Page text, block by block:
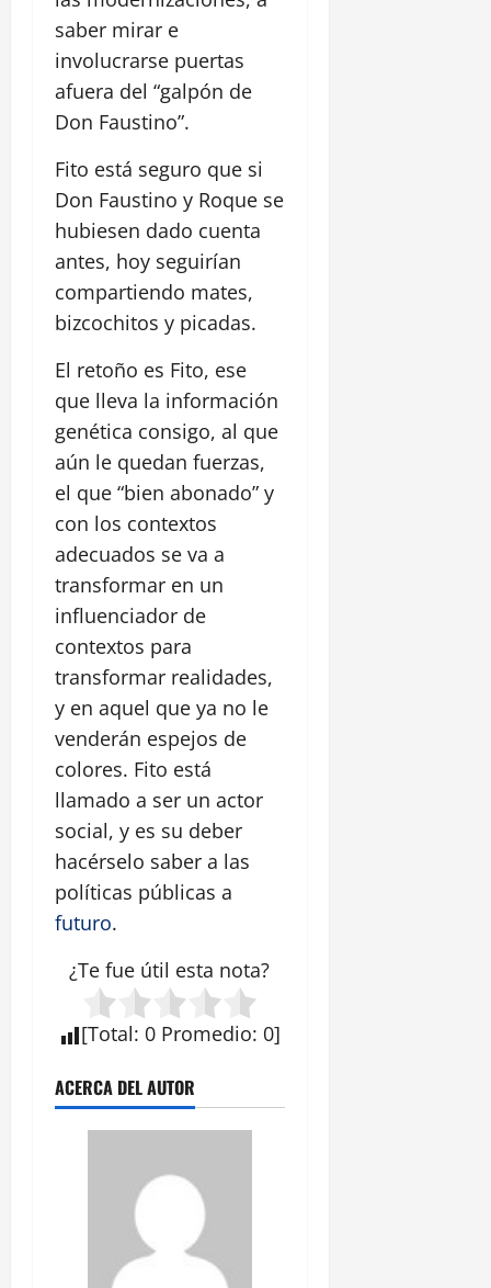
saber mirar e
involucrarse puertas
afuera del “galpón de
Don Faustino”.
Fito está seguro que si
Don Faustino y Roque se
hubiesen dado cuenta
antes, hoy seguirían
compartiendo mates,
bizcochitos y picadas.
El retoño es Fito, ese
que lleva la información
genética consigo, al que
aún le quedan fuerzas,
el que “bien abonado” y
con los contextos
adecuados se va a
transformar en un
influenciador de
contextos para
transformar realidades,
y en aquel que ya no le
venderán espejos de
colores. Fito está
llamado a ser un actor
social, y es su deber
hacérselo saber a las
políticas públicas a
futuro.
¿Te fue útil esta nota?
[Total: 0 Promedio: 0]
ACERCA DEL AUTOR